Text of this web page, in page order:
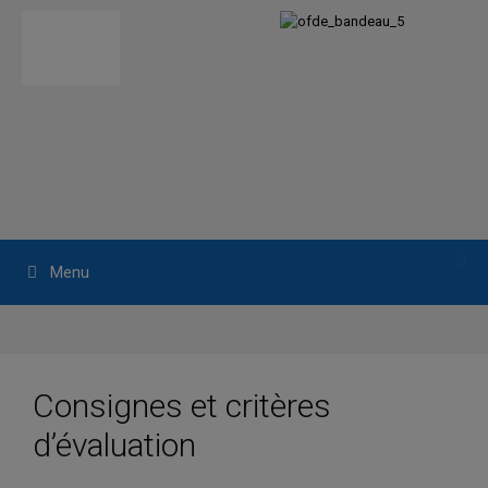
Menu
Consignes et critères
d’évaluation